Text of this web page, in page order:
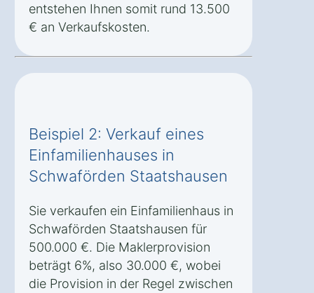
entstehen Ihnen somit rund 13.500
€ an Verkaufskosten.
Beispiel 2: Verkauf eines
Einfamilienhauses in
Schwaförden Staatshausen
Sie verkaufen ein Einfamilienhaus in
Schwaförden Staatshausen für
500.000 €. Die Maklerprovision
beträgt 6%, also 30.000 €, wobei
die Provision in der Regel zwischen